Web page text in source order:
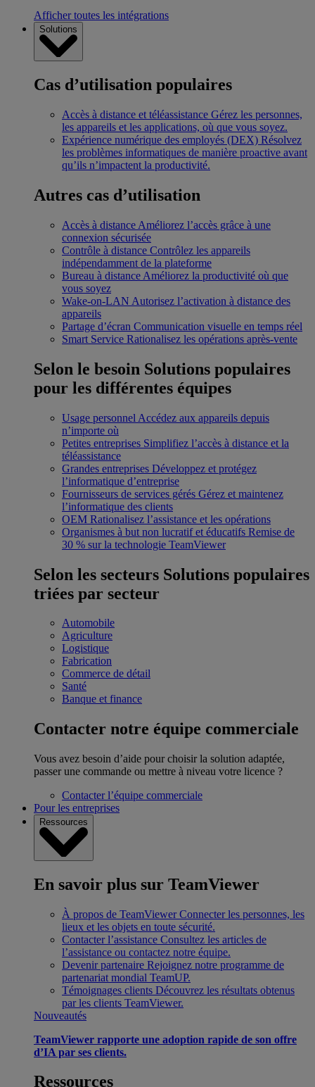
Afficher toutes les intégrations
Solutions
Cas d’utilisation populaires
Accès à distance et téléassistance Gérez les personnes,
les appareils et les applications, où que vous soyez.
Expérience numérique des employés (DEX) Résolvez
les problèmes informatiques de manière proactive avant
qu’ils n’impactent la productivité.
Autres cas d’utilisation
Accès à distance Améliorez l’accès grâce à une
connexion sécurisée
Contrôle à distance Contrôlez les appareils
indépendamment de la plateforme
Bureau à distance Améliorez la productivité où que
vous soyez
Wake-on-LAN Autorisez l’activation à distance des
appareils
Partage d’écran Communication visuelle en temps réel
Smart Service Rationalisez les opérations après-vente
Selon le besoin Solutions populaires
pour les différentes équipes
Usage personnel Accédez aux appareils depuis
n’importe où
Petites entreprises Simplifiez l’accès à distance et la
téléassistance
Grandes entreprises Développez et protégez
l’informatique d’entreprise
Fournisseurs de services gérés Gérez et maintenez
l’informatique des clients
OEM Rationalisez l’assistance et les opérations
Organismes à but non lucratif et éducatifs Remise de
30 % sur la technologie TeamViewer
Selon les secteurs Solutions populaires
triées par secteur
Automobile
Agriculture
Logistique
Fabrication
Commerce de détail
Santé
Banque et finance
Contacter notre équipe commerciale
Vous avez besoin d’aide pour choisir la solution adaptée,
passer une commande ou mettre à niveau votre licence ?
Contacter l’équipe commerciale
Pour les entreprises
Ressources
En savoir plus sur TeamViewer
À propos de TeamViewer Connecter les personnes, les
lieux et les objets en toute sécurité.
Contacter l’assistance Consultez les articles de
l’assistance ou contactez notre équipe.
Devenir partenaire Rejoignez notre programme de
partenariat mondial TeamUP.
Témoignages clients Découvrez les résultats obtenus
par les clients TeamViewer.
Nouveautés
TeamViewer rapporte une adoption rapide de son offre
d’IA par ses clients.
Ressources